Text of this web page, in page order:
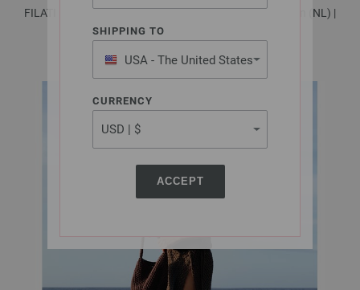
SHIPPING TO
USA - The United States
of America
CURRENCY
ACCEPT
FILATI Häkeln No. 9 - Tijdschrift (DE) + Breibeschrijvingen (NL) |
Patroon 16